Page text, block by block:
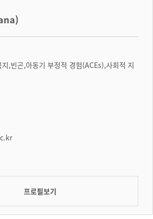
,빈곤,아동기 부정적 경험(ACEs),사회적 지
프로필보기